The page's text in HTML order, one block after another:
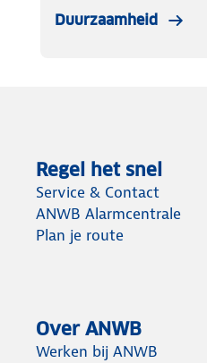
Duurzaamheid
Regel het snel
Service & Contact
ANWB Alarmcentrale
Plan je route
Over ANWB
Werken bij ANWB